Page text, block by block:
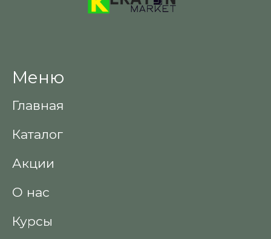
Меню
Главная
Каталог
Акции
О нас
Курсы